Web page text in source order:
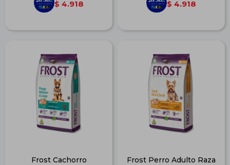
$ 4.918 $ 4.918
Frost Cachorro
Frost Perro Adulto Raza